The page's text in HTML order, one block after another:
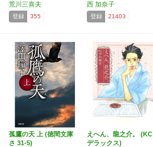
荒川三喜夫
登録 355
西 加奈子
登録 21403
孤鷹の天 上 (徳間文庫
さ 31-5)
えへん、龍之介。 (KC
デラックス)